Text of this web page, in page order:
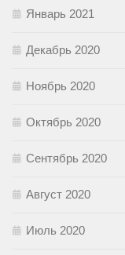
Январь 2021
Декабрь 2020
Ноябрь 2020
Октябрь 2020
Сентябрь 2020
Август 2020
Июль 2020